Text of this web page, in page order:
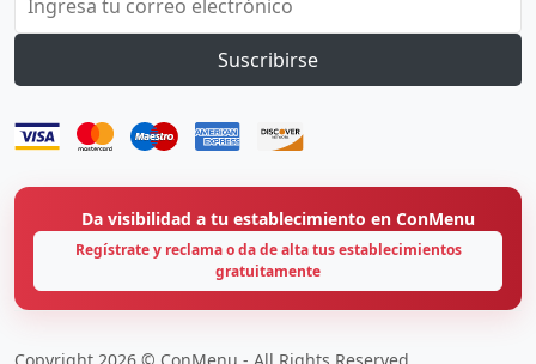
Suscribirse
Da visibilidad a tu establecimiento en ConMenu
Regístrate y reclama o da de alta tus establecimientos
gratuitamente